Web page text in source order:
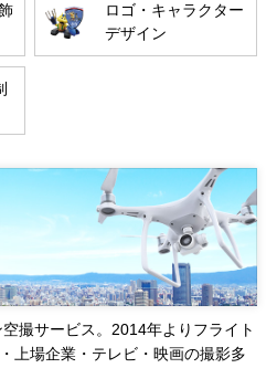
ロゴ・キャラクター
デザイン
撮サービス。2014年よりフライト
上場企業・テレビ・映画の撮影多